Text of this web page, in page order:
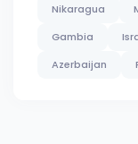
Nikaragua
Gambia
Azerbaijan